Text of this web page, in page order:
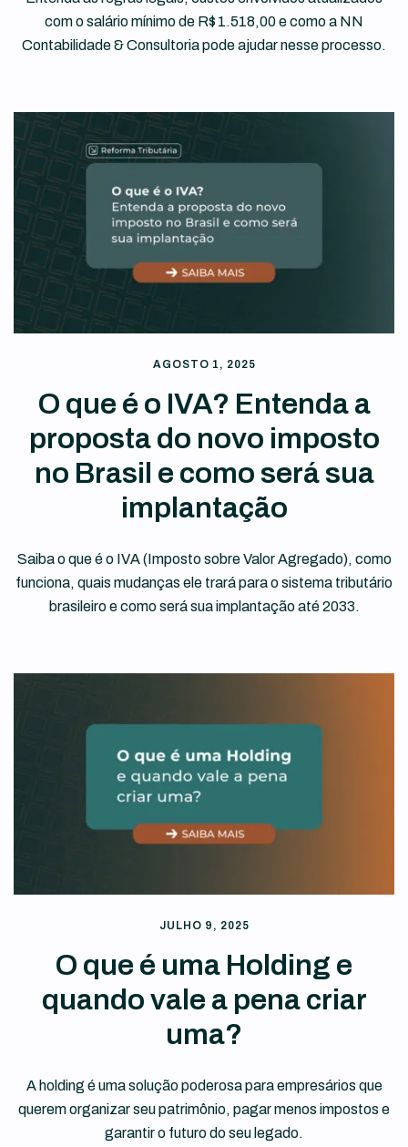
com o salário mínimo de R$ 1.518,00 e como a NN
Contabilidade & Consultoria pode ajudar nesse processo.
AGOSTO 1, 2025
O que é o IVA? Entenda a
proposta do novo imposto
no Brasil e como será sua
implantação
Saiba o que é o IVA (Imposto sobre Valor Agregado), como
funciona, quais mudanças ele trará para o sistema tributário
brasileiro e como será sua implantação até 2033.
JULHO 9, 2025
O que é uma Holding e
quando vale a pena criar
uma?
A holding é uma solução poderosa para empresários que
querem organizar seu patrimônio, pagar menos impostos e
garantir o futuro do seu legado.